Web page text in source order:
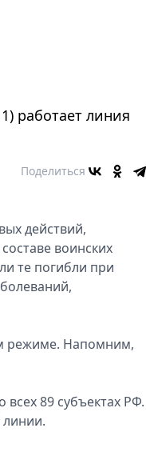
работает линия
Поделиться
действий,
воинских
те погибли при
режиме. Напомним,
89 субъектах РФ.